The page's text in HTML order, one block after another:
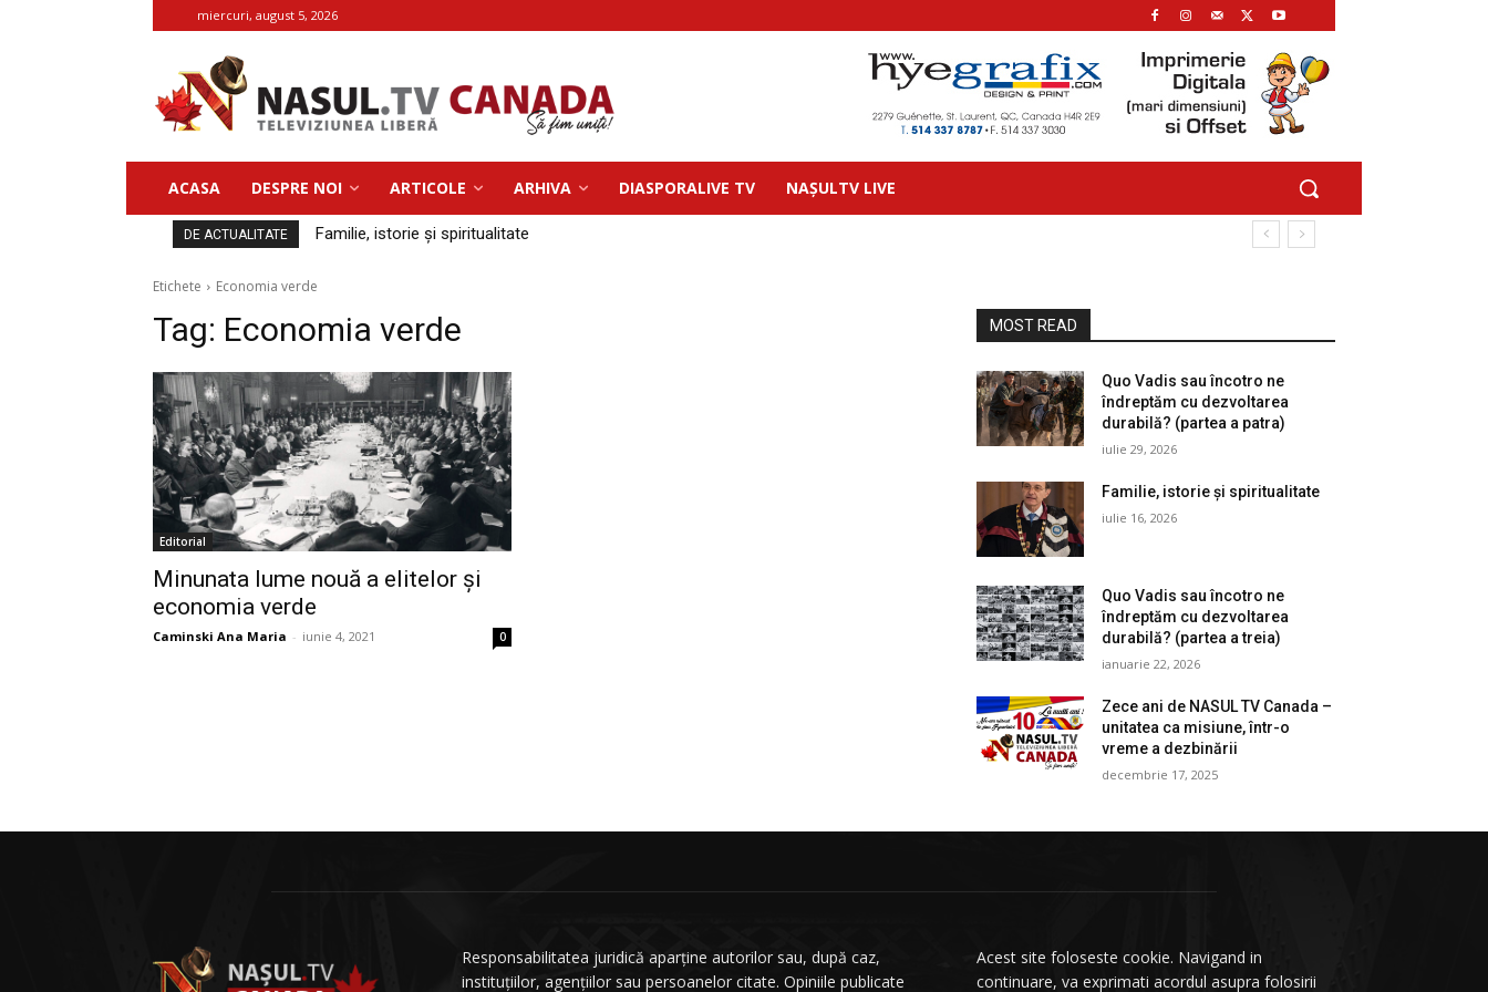
miercuri, august 5, 2026
ACASA DESPRE NOI ARTICOLE ARHIVA DIASPORALIVE TV NAȘULTV LIVE
DE ACTUALITATE Familie, istorie și spiritualitate
Etichete Economia verde
Tag: Economia verde
Editorial
Minunata lume nouă a elitelor și
economia verde
Caminski Ana Maria - iunie 4, 2021 0
MOST READ
Quo Vadis sau încotro ne
îndreptăm cu dezvoltarea
durabilă? (partea a patra)
iulie 29, 2026
Familie, istorie și spiritualitate
iulie 16, 2026
Quo Vadis sau încotro ne
îndreptăm cu dezvoltarea
durabilă? (partea a treia)
ianuarie 22, 2026
Zece ani de NASUL TV Canada –
unitatea ca misiune, într-o
vreme a dezbinării
decembrie 17, 2025
Responsabilitatea juridică aparține autorilor sau, după caz,
instituțiilor, agențiilor sau persoanelor citate. Opiniile publicate
Acest site foloseste cookie. Navigand in
continuare, va exprimati acordul asupra folosirii